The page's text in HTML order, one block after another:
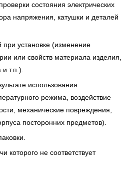
состояния электрических
напряжения, катушки и деталей
установке (изменение
или свойств материала изделия,
т.п.).
использования
режима, воздействие
механические повреждения,
посторонних предметов).
которого не соответствует